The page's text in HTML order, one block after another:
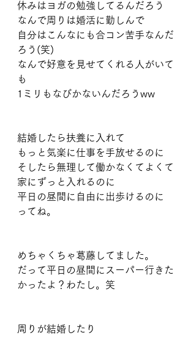
休みはヨガの勉強してるんだろう
なんで周りは婚活に勤しんで
自分はこんなにも合コン苦手なんだ
ろう(笑)
なんで好意を見せてくれる人がいて
も
1ミリもなびかないんだろうww
結婚したら扶養に入れて
もっと気楽に仕事を手放せるのに
そしたら無理して働かなくてよくて
家にずっと入れるのに
平日の昼間に自由に出歩けるのに
ってね。
めちゃくちゃ葛藤してました。
だって平日の昼間にスーパー行きた
かったよ？わたし。笑
周りが結婚したり